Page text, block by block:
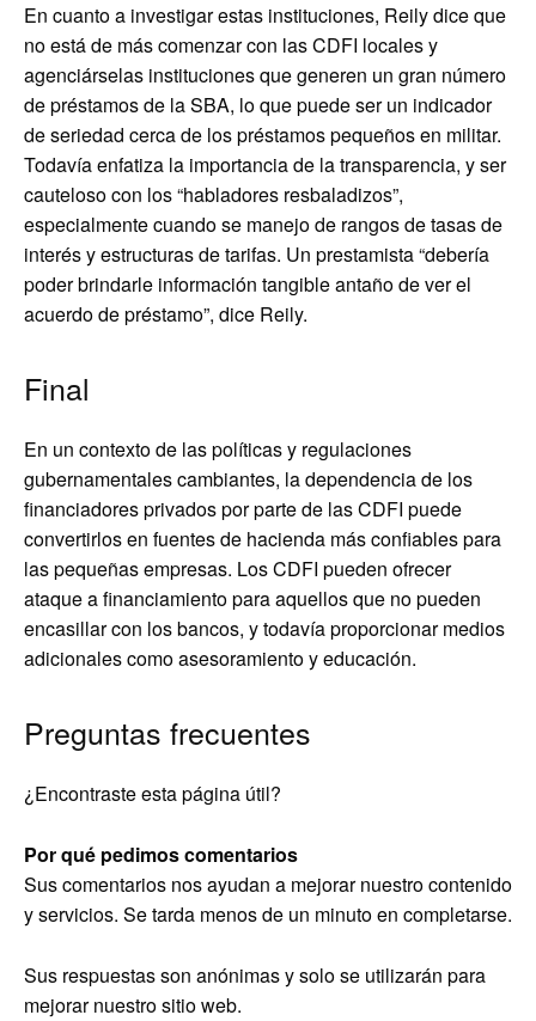
En cuanto a investigar estas instituciones, Reily dice que
no está de más comenzar con las CDFI locales y
agenciárselas instituciones que generen un gran número
de préstamos de la SBA, lo que puede ser un indicador
de seriedad cerca de los préstamos pequeños en militar.
Todavía enfatiza la importancia de la transparencia, y ser
cauteloso con los “habladores resbaladizos”,
especialmente cuando se manejo de rangos de tasas de
interés y estructuras de tarifas. Un prestamista “debería
poder brindarle información tangible antaño de ver el
acuerdo de préstamo”, dice Reily.
Final
En un contexto de las políticas y regulaciones
gubernamentales cambiantes, la dependencia de los
financiadores privados por parte de las CDFI puede
convertirlos en fuentes de hacienda más confiables para
las pequeñas empresas. Los CDFI pueden ofrecer
ataque a financiamiento para aquellos que no pueden
encasillar con los bancos, y todavía proporcionar medios
adicionales como asesoramiento y educación.
Preguntas frecuentes
¿Encontraste esta página útil?
Por qué pedimos comentarios
Sus comentarios nos ayudan a mejorar nuestro contenido
y servicios. Se tarda menos de un minuto en completarse.
Sus respuestas son anónimas y solo se utilizarán para
mejorar nuestro sitio web.